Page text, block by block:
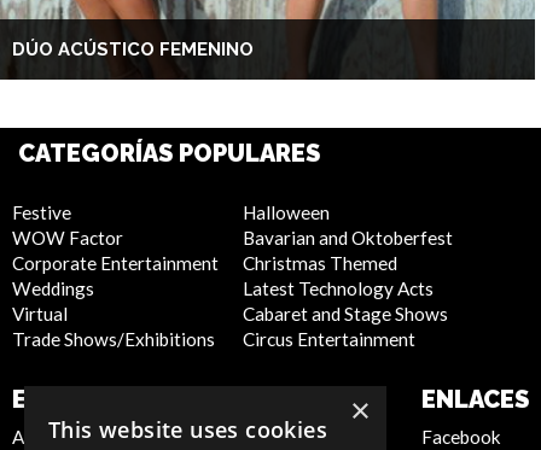
DÚO ACÚSTICO FEMENINO
CATEGORÍAS POPULARES
Festive
WOW Factor
Corporate Entertainment
Weddings
Virtual
Trade Shows/Exhibitions
Halloween
Bavarian and Oktoberfest
Christmas Themed
Latest Technology Acts
Cabaret and Stage Shows
Circus Entertainment
EMPRESA
About Us
SITIO WEB
Privacy Policy
ENLACES
Facebook
×
This website uses cookies